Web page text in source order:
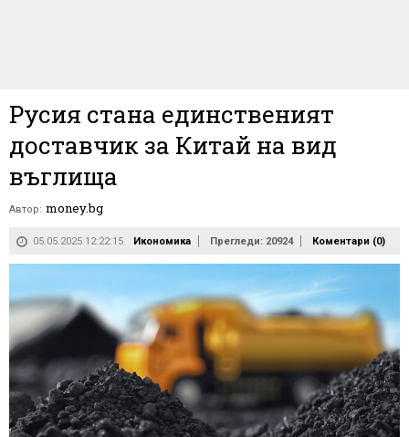
Русия стана единственият
доставчик за Китай на вид
въглища
Автор: money.bg
05.05.2025 12:22:15 Икономика Прегледи: 20924 Коментари (0)